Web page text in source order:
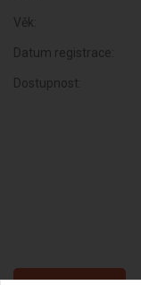
Věk:
Datum registrace:
Dostupnost: